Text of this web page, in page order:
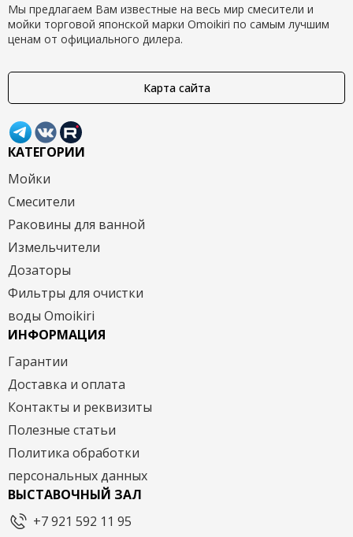
Мы предлагаем Вам известные на весь мир смесители и
мойки торговой японской марки Omoikiri по самым лучшим
ценам от официального дилера.
Карта сайта
КАТЕГОРИИ
Мойки
Смесители
Раковины для ванной
Измельчители
Дозаторы
Фильтры для очистки
воды Omoikiri
ИНФОРМАЦИЯ
Гарантии
Доставка и оплата
Контакты и реквизиты
Полезные статьи
Политика обработки
персональных данных
ВЫСТАВОЧНЫЙ ЗАЛ
+7 921 592 11 95